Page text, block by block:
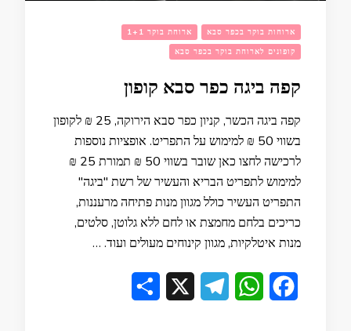
ארוחות בוקר בכפר סבא
ארוחת בוקר 1+1
קופונים לארוחת בוקר בכפר סבא
קפה ביגה כפר סבא קופון
קפה ביגה הכשר, קניון כפר סבא הירוקה, 25 ₪ לקופון
בשווי 50 ₪ למימוש על התפריט. אופציות נוספות
לרכישה לחצו כאן שובר בשווי 50 ₪ תמורת 25 ₪
למימוש לתפריט הבריא והעשיר של רשת "ביגה"
התפריט העשיר כולל מגוון מנות פתיחה מרעננות,
כריכים בלחם מחמצת או לחם ללא גלוטן, סלטים,
מנות איטלקיות, מגוון קינוחים מעולים ועוד. …
Facebook
WhatsApp
Telegram